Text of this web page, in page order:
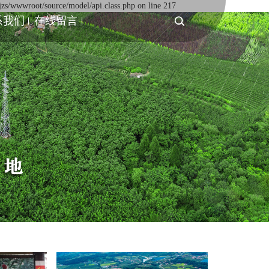
wwwroot/source/model/api.class.php on line 217
我们 在线留言